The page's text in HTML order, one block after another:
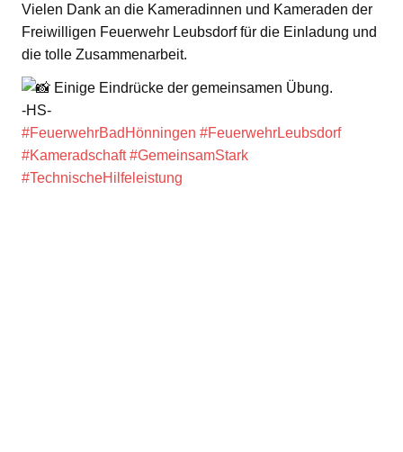
Vielen Dank an die Kameradinnen und Kameraden der
Freiwilligen Feuerwehr Leubsdorf für die Einladung und
die tolle Zusammenarbeit.
Einige Eindrücke der gemeinsamen Übung.
-HS-
#FeuerwehrBadHönningen #FeuerwehrLeubsdorf
#Kameradschaft #GemeinsamStark
#TechnischeHilfeleistung